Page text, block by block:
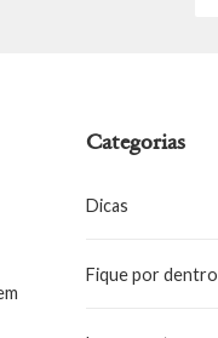
Categorias
Dicas
Fique por dentro